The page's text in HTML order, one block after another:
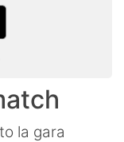
la gara